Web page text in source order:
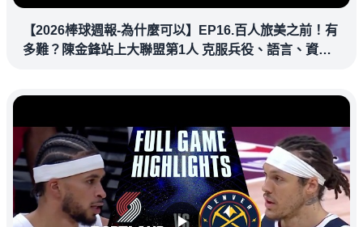
【2026棒球週報-為什麼可以】EP16.百人旅美之前！有
多難？陳金鋒站上大聯盟第1人 克服兵役、語言、資訊